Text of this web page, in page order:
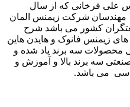
علی فرخانی که از سال
ای مهندسان شرکت زیمنس المان
کشور می باشد شرح
زیمنس فانوک و هایدن هاین
محصولات سه برند یاد شده و
سه برند بالا و آموزش و
سی می باشد.